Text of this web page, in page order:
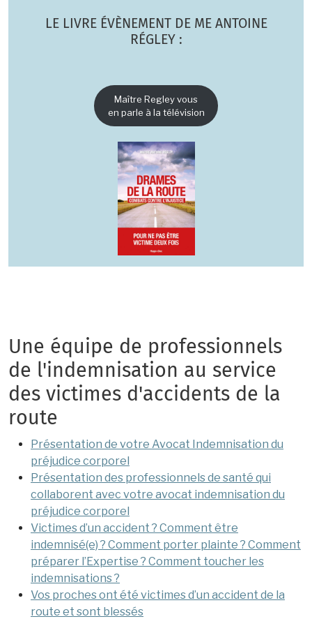
LE LIVRE ÉVÈNEMENT DE ME ANTOINE
RÉGLEY :
Maître Regley vous
en parle à la télévision
Une équipe de professionnels
de l'indemnisation au service
des victimes d'accidents de la
route
Présentation de votre Avocat Indemnisation du
préjudice corporel
Présentation des professionnels de santé qui
collaborent avec votre avocat indemnisation du
préjudice corporel
Victimes d’un accident ? Comment être
indemnisé(e) ? Comment porter plainte ? Comment
préparer l’Expertise ? Comment toucher les
indemnisations ?
Vos proches ont été victimes d’un accident de la
route et sont blessés